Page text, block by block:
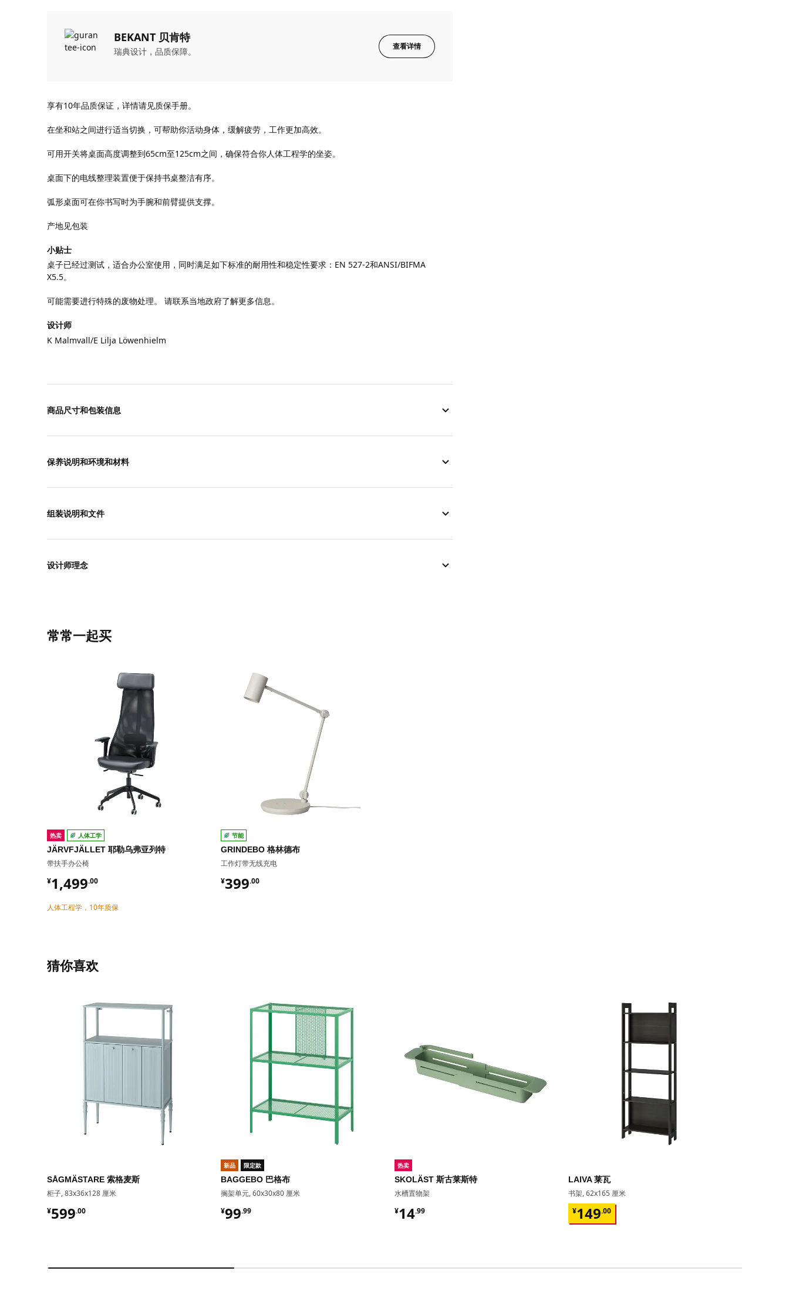
BEKANT 贝肯特
瑞典设计，品质保障。 查看详情
享有10年品质保证，详情请见质保手册。
在坐和站之间进行适当切换，可帮助你活动身体，缓解疲劳，工作更加高效。
可用开关将桌面高度调整到65cm至125cm之间，确保符合你人体工程学的坐姿。
桌面下的电线整理装置便于保持书桌整洁有序。
弧形桌面可在你书写时为手腕和前臂提供支撑。
产地见包装
小贴士
桌子已经过测试，适合办公室使用，同时满足如下标准的耐用性和稳定性要求：EN 527-2和ANSI/BIFMA
X5.5。
可能需要进行特殊的废物处理。 请联系当地政府了解更多信息。
设计师
K Malmvall/E Lilja Löwenhielm
商品尺寸和包装信息
保养说明和环境和材料
组装说明和文件
设计师理念
常常一起买
热卖 人体工学
JÄRVFJÄLLET 耶勒乌弗亚列特
带扶手办公椅
¥1,499.00
¥ 1499.00
人体工程学，10年质保
节能
GRINDEBO 格林德布
工作灯带无线充电
¥399.00
¥ 399.00
猜你喜欢
SÅGMÄSTARE 索格麦斯
柜子, 83x36x128 厘米
¥599.00
¥ 599.00
新品 限定款
BAGGEBO 巴格布
搁架单元, 60x30x80 厘米
¥99.99
¥ 99.99
热卖
SKOLÄST 斯古莱斯特
水槽置物架
¥14.99
¥ 14.99
LAIVA 莱瓦
书架, 62x165 厘米
¥149.00
¥ 149.00